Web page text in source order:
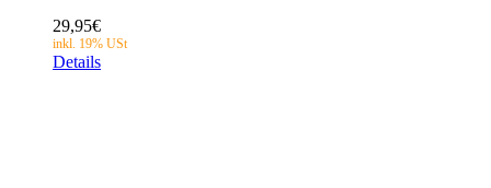
29,95€
Details